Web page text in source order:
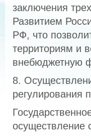
заключения
Развитием
РФ, что
территориям и
внебюджетную
8.
регулирования
осуществление